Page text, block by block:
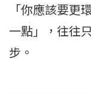
「你應該要更
一點」，往往
步。